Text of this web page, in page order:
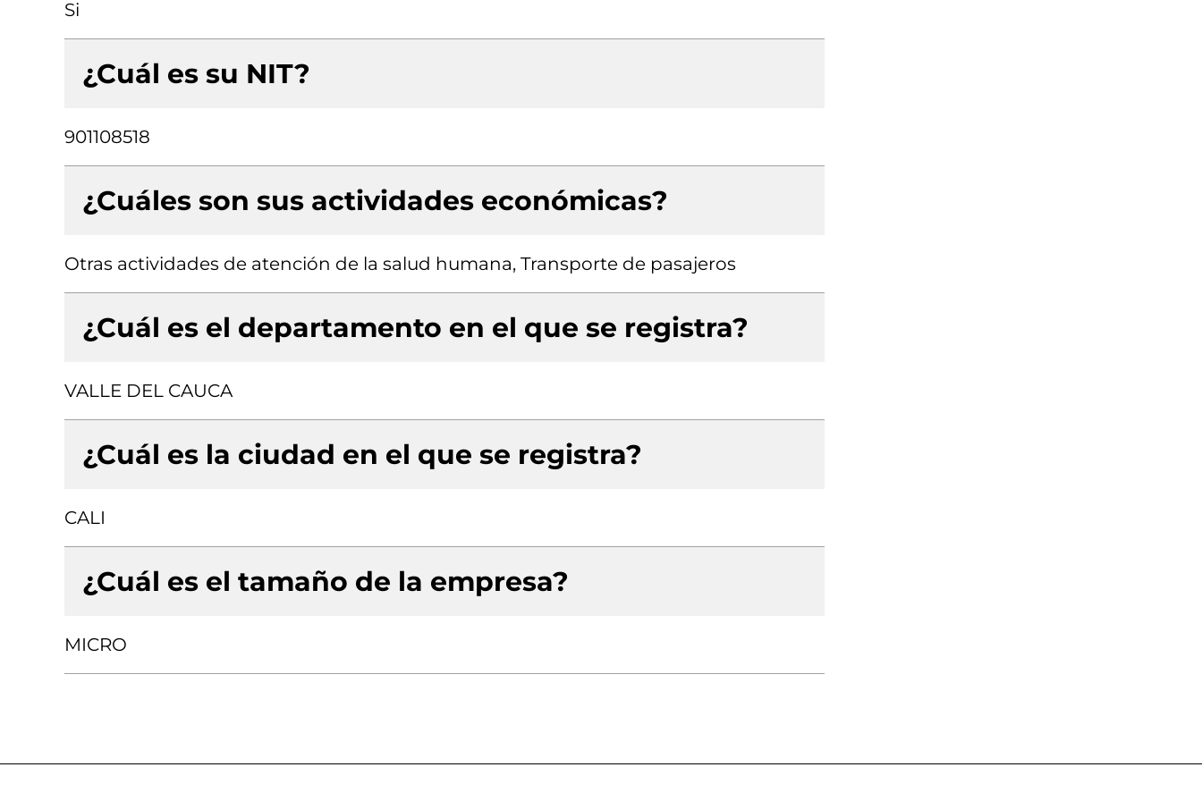
Si
¿Cuál es su NIT?
901108518
¿Cuáles son sus actividades económicas?
Otras actividades de atención de la salud humana, Transporte de pasajeros
¿Cuál es el departamento en el que se registra?
VALLE DEL CAUCA
¿Cuál es la ciudad en el que se registra?
CALI
¿Cuál es el tamaño de la empresa?
MICRO